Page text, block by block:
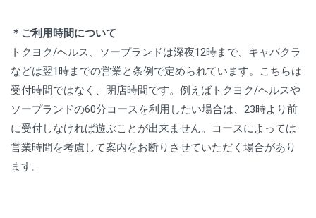
＊ご利用時間について
トクヨク/ヘルス、ソープランドは深夜12時まで、キャバクラ
などは翌1時までの営業と条例で定められています。こちらは
受付時間ではなく、閉店時間です。例えばトクヨク/ヘルスや
ソープランドの60分コースを利用したい場合は、23時より前
に受付しなければ遊ぶことが出来ません。コースによっては
営業時間を考慮して案内をお断りさせていただく場合があり
ます。